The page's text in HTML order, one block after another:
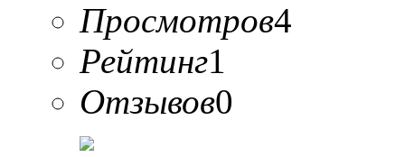
Просмотров4
Рейтинг1
Отзывов0